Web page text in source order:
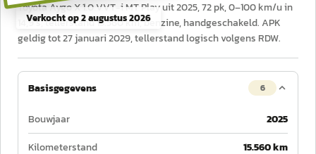
Verkocht op2 augustus 2026
Toyota Aygo X 1.0 VVT-i MT Play uit 2025, 72 pk, 0–100 km/u in
14,9 s, tellerstand 15.560 km, benzine, handgeschakeld. APK
geldig tot 27 januari 2029, tellerstand logisch volgens RDW.
Basisgegevens 6
Bouwjaar
2025
Kilometerstand
15.560 km